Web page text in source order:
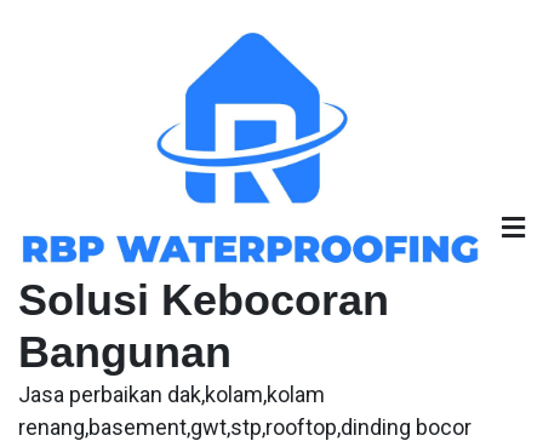
Solusi Kebocoran
Bangunan
Jasa perbaikan dak,kolam,kolam
renang,basement,gwt,stp,rooftop,dinding bocor